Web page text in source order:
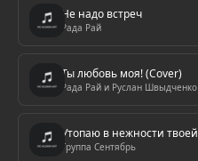
Не надо встреч
Рада Рай
Ты любовь моя! (Cover)
Рада Рай и Руслан Швыдченко
Утопаю в нежности твоей
Группа Сентябрь